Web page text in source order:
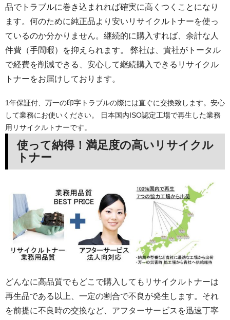
品でトラブルに巻き込まれれば確実に高くつくことになり
ます。何のために純正品より安いリサイクルトナーを使っ
ているのか分かりません。継続的に購入すれば、余計な人
件費（手間暇）を抑えられます。 弊社は、貴社がトータル
で経費を削減できる、安心して継続購入できるリサイクル
トナーをお届けしております。
1年保証付、万一の印字トラブルの際には直ぐに交換致します。安心
して業務にお使いください。 日本国内ISO認定工場で再生した業務
用リサイクルトナーです。
使って納得！満足度の高いリサイクル
トナー
どんなに高品質でもどこで購入してもリサイクルトナーは
再生品である以上、一定の割合で不良が発生します。それ
を前提に不良時の交換など、アフターサービスを迅速丁寧